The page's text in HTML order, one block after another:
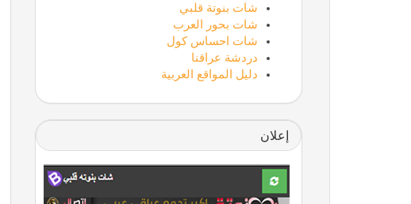
شات بنوتة قلبي
شات بحور العرب
شات احساس كول
دردشة عراقنا
دليل المواقع العربية
إعلان